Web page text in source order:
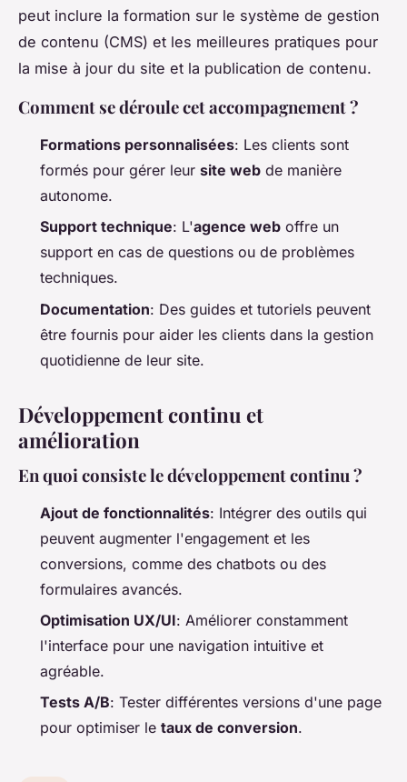
peut inclure la formation sur le système de gestion
de contenu (CMS) et les meilleures pratiques pour
la mise à jour du site et la publication de contenu.
Comment se déroule cet accompagnement ?
Formations personnalisées: Les clients sont
formés pour gérer leur site web de manière
autonome.
Support technique: L'agence web offre un
support en cas de questions ou de problèmes
techniques.
Documentation: Des guides et tutoriels peuvent
être fournis pour aider les clients dans la gestion
quotidienne de leur site.
Développement continu et
amélioration
En quoi consiste le développement continu ?
Ajout de fonctionnalités: Intégrer des outils qui
peuvent augmenter l'engagement et les
conversions, comme des chatbots ou des
formulaires avancés.
Optimisation UX/UI: Améliorer constamment
l'interface pour une navigation intuitive et
agréable.
Tests A/B: Tester différentes versions d'une page
pour optimiser le taux de conversion.